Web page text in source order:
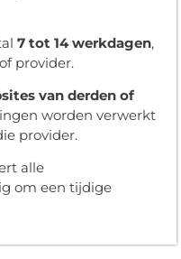
7 tot 14 werkdagen,
provider.
van derden of
worden verwerkt
provider.
alle
om een tijdige